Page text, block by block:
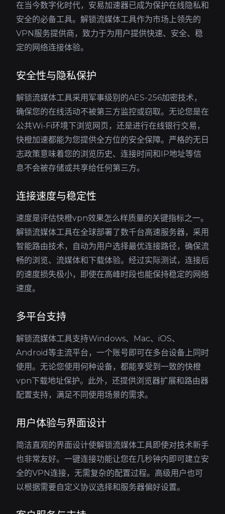
在当今数字化时代，安易加速器已成为保护在线隐私和
安全的必备工具。解锁流媒体工具作为市场上领先的
VPN服务提供商，致力于为用户提供快速、安全、稳
定的网络连接体验。
安全性与隐私保护
解锁流媒体工具采用军事级别的AES-256加密技术，
确保您的在线活动不被第三方监控或窃取。无论您是在
公共Wi-Fi环境下浏览网页，还是进行在线银行交易，
快橙加速都能为您提供全方位的安全保障。严格的无日
志政策意味着您的浏览历史、连接时间和IP地址等信
息不会被存储或共享给任何第三方。
连接速度与稳定性
速度是评估快橙vpn效果怎么样质量的关键指标之一。
解锁流媒体工具在全球部署了数千台高速服务器，采用
智能路由技术，自动为用户选择最优连接路径，确保流
畅的浏览、流媒体和下载体验。经过实际测试，连接后
的速度损失极小，即使在高峰时段也能保持稳定的网络
速度。
多平台支持
解锁流媒体工具支持Windows、Mac、iOS、
Android等主流平台，一个账号即可在多台设备上同时
使用。无论您使用何种设备，都能享受到一致的快橙
vpn下载地址保护。此外，还提供浏览器扩展和路由器
配置支持，满足不同使用场景的需求。
用户体验与界面设计
简洁直观的界面设计使解锁流媒体工具即使对技术新手
也非常友好。一键连接功能让您在几秒钟内即可建立安
全的VPN连接，无需复杂的配置过程。高级用户也可
以根据需要自定义协议选择和服务器偏好设置。